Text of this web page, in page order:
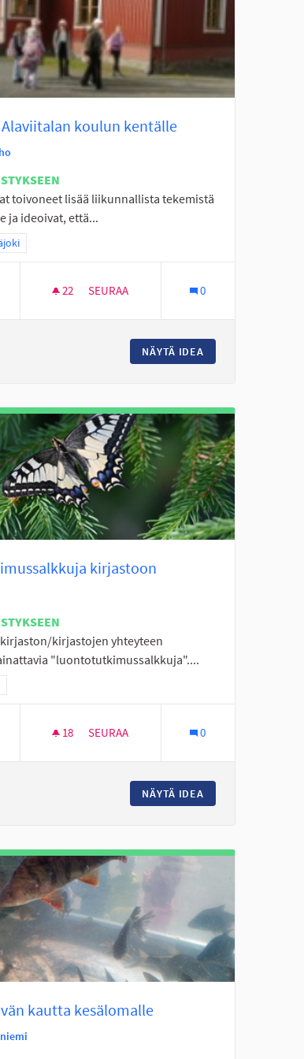
koulun kentälle
toivoneet lisää liikunnallista tekemistä
ja ideoivat, että...
mukaan: Eteläinen Seinäjoki
22 22 SEURAAJAA
SEURAA 0
NÄYTÄ IDEA
kirjastoon
kirjastojen yhteyteen
"luontotutkimussalkkuja"....
mukaan: Koko Seinäjoki
18 18 SEURAAJAA
SEURAA 0
NÄYTÄ IDEA
kautta kesälomalle